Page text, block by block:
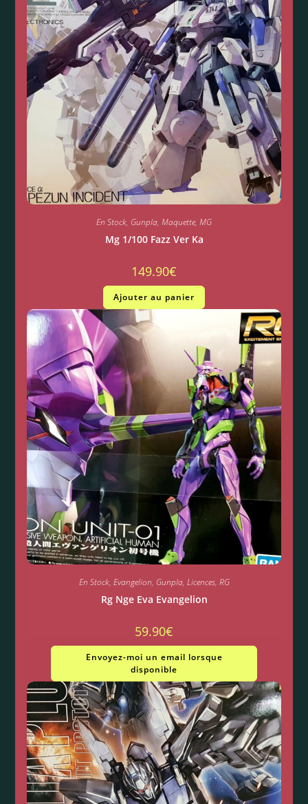
En Stock, Gunpla, Maquette, MG
Mg 1/100 Fazz Ver Ka
149.90€
Ajouter au panier
En Stock, Evangelion, Gunpla, Licences, RG
Rg Nge Eva Evangelion
59.90€
Envoyez-moi un email lorsque
disponible